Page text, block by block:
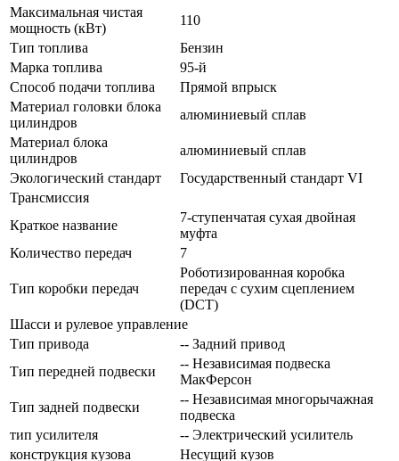
Максимальная чистая
мощность (кВт)
110
Тип топлива
Бензин
Марка топлива
95-й
Способ подачи топлива
Прямой впрыск
Материал головки блока
цилиндров
алюминиевый сплав
Материал блока
цилиндров
алюминиевый сплав
Экологический стандарт
Государственный стандарт VI
Трансмиссия
Краткое название
7-ступенчатая сухая двойная
муфта
Количество передач
7
Тип коробки передач
Роботизированная коробка
передач с сухим сцеплением
(DCT)
Шасси и рулевое управление
Тип привода
-- Задний привод
Тип передней подвески
-- Независимая подвеска
МакФерсон
Тип задней подвески
-- Независимая многорычажная
подвеска
тип усилителя
-- Электрический усилитель
конструкция кузова
Несущий кузов